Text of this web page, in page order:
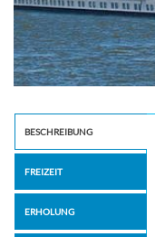
BESCHREIBUNG
FREIZEIT
ERHOLUNG